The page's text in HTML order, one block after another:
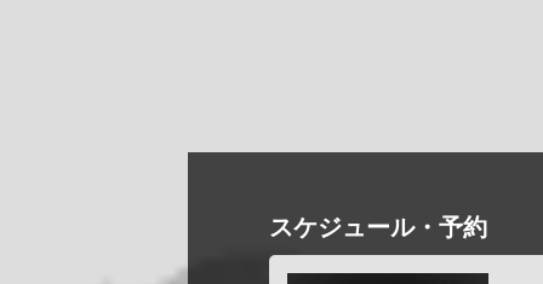
スケジュール・予約